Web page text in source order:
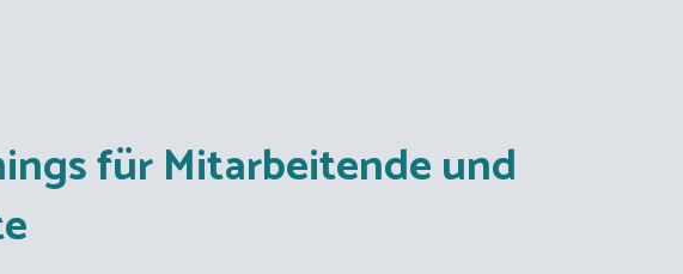
für Mitarbeitende und